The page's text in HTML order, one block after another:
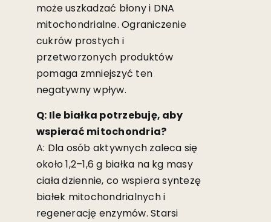
może uszkadzać błony i DNA
mitochondrialne. Ograniczenie
cukrów prostych i
przetworzonych produktów
pomaga zmniejszyć ten
negatywny wpływ.
Q: Ile białka potrzebuję, aby
wspierać mitochondria?
A: Dla osób aktywnych zaleca się
około 1,2–1,6 g białka na kg masy
ciała dziennie, co wspiera syntezę
białek mitochondrialnych i
regenerację enzymów. Starsi